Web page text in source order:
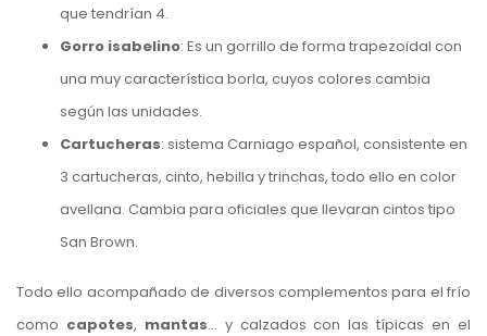
que tendrían 4.
Gorro isabelino: Es un gorrillo de forma trapezoidal con
una muy característica borla, cuyos colores cambia
según las unidades.
Cartucheras: sistema Carniago español, consistente en
3 cartucheras, cinto, hebilla y trinchas, todo ello en color
avellana. Cambia para oficiales que llevaran cintos tipo
San Brown.
Todo ello acompañado de diversos complementos para el frío
como capotes, mantas… y calzados con las típicas en el